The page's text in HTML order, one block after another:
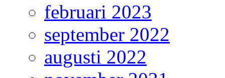
februari 2023
september 2022
augusti 2022